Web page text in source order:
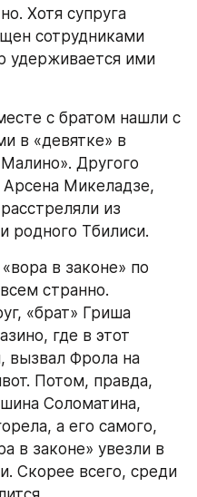
Хотя супруга
сотрудниками
удерживается ими
с братом нашли с
в «девятке» в
Другого
Арсена Микеладзе,
из
родного Тбилиси.
в законе» по
странно.
«брат» Гриша
где в этот
вызвал Фрола на
Потом, правда,
Соломатина,
а его самого,
в законе» увезли в
Скорее всего, среди